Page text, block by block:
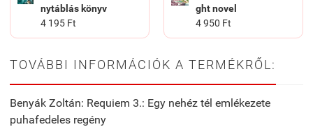
nytáblás könyv
4 195 Ft
ght novel
4 950 Ft
TOVÁBBI INFORMÁCIÓK A TERMÉKRŐL:
Benyák Zoltán: Requiem 3.: Egy nehéz tél emlékezete
puhafedeles regény